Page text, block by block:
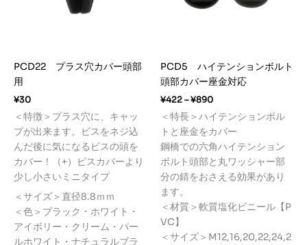
PCD22 プラス穴カバー頭部
用
¥30
＜特徴＞プラス穴に、キャッ
プが出来ます。ビスをネジ込
んだ後に気になるビスの頭を
カバー！（+）ビスカバーより
少し小さいミニタイプ
＜サイズ＞直径8.8ｍｍ
＜色＞ブラック・ホワイト・
アイボリー・クリーム・パー
ルホワイト・ナチュラルブラ
PCD5 ハイテンションボルト
頭部カバー座金対応
¥422–¥890価
帯:
¥422
–
¥890
＜特長＞ハイテンションボル
トと座金をカバー
鋼橋での六角ハイテンション
ボルト頭部と丸ワッシャー部
分の錆をおさえる効果があり
ます。
＜材質＞軟質塩化ビニール【P
VC】
＜サイズ＞M12,16,20,22,24,2